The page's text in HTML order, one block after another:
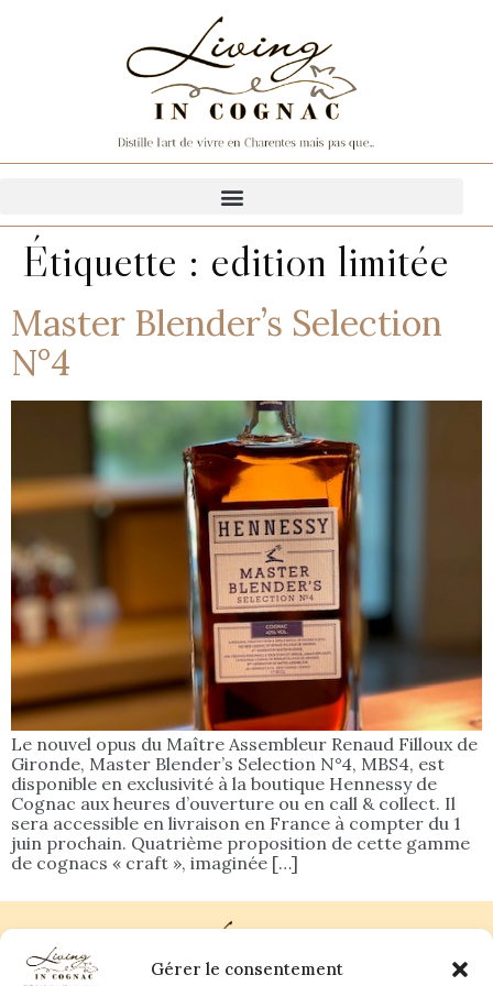
Gérer le consentement
Étiquette : edition limitée
Master Blender’s Selection
N°4
Le nouvel opus du Maître Assembleur Renaud Filloux de
Gironde, Master Blender’s Selection N°4, MBS4, est
disponible en exclusivité à la boutique Hennessy de
Cognac aux heures d’ouverture ou en call & collect. Il
sera accessible en livraison en France à compter du 1
juin prochain. Quatrième proposition de cette gamme
de cognacs « craft », imaginée […]